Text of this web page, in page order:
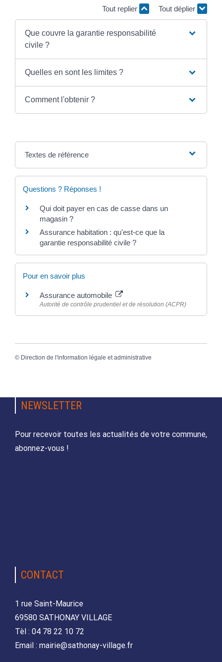
Tout replier Tout déplier
Que couvre la garantie responsabilité
civile ?
Quelles en sont les limites ?
Comment l'obtenir ?
Textes de référence
Questions ? Réponses !
Qui doit payer en cas de casse dans un
magasin ?
Assurance habitation : qu'est-ce que la
garantie responsabilité civile ?
Pour en savoir plus
Assurance automobile
Autorité de contrôle prudentiel et de résolution (ACPR)
© Direction de l'information légale et administrative
NEWSLETTER
Pour recevoir toutes les actualités de votre commune,
abonnez-vous !
CONTACT
1 rue Saint-Maurice
69580 SATHONAY VILLAGE
Tèl : 04 78 22 10 72
Email : mairie@sathonay-village.fr